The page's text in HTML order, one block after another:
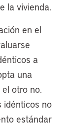
la vivienda.
en el
a
una
otro no.
idénticos no
estándar